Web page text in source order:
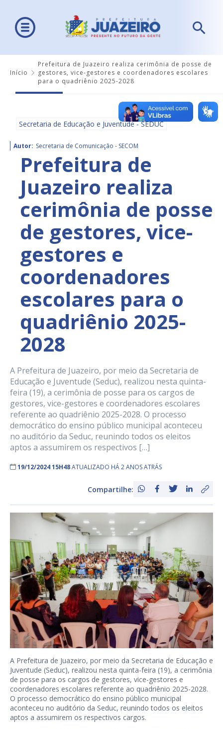
Início
Prefeitura de Juazeiro realiza cerimônia de posse de
gestores, vice-gestores e coordenadores escolares
para o quadriênio 2025-2028
Secretaria de Educação e Juventude - SEDUC
Autor: Secretaria de Comunicação - SECOM
Prefeitura de
Juazeiro realiza
cerimônia de posse
de gestores, vice-
gestores e
coordenadores
escolares para o
quadriênio 2025-
2028
A Prefeitura de Juazeiro, por meio da Secretaria de
Educação e Juventude (Seduc), realizou nesta quinta-
feira (19), a cerimônia de posse para os cargos de
gestores, vice-gestores e coordenadores escolares
referente ao quadriênio 2025-2028. O processo
democrático do ensino público municipal aconteceu
no auditório da Seduc, reunindo todos os eleitos
aptos a assumirem os respectivos […]
19/12/2024 15H48ATUALIZADO HÁ 2 ANOS ATRÁS
Compartilhe:
A Prefeitura de Juazeiro, por meio da Secretaria de Educação e
Juventude (Seduc), realizou nesta quinta-feira (19), a cerimônia
de posse para os cargos de gestores, vice-gestores e
coordenadores escolares referente ao quadriênio 2025-2028.
O processo democrático do ensino público municipal
aconteceu no auditório da Seduc, reunindo todos os eleitos
aptos a assumirem os respectivos cargos.